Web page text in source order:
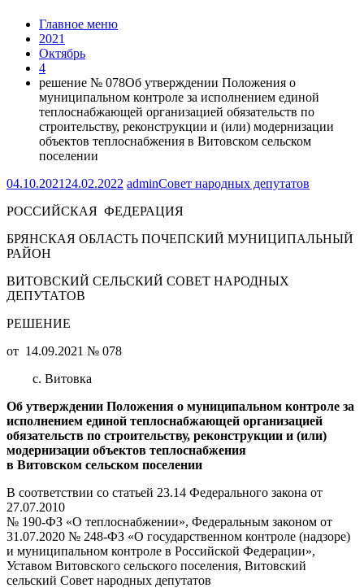
Главное меню
2021
Октябрь
4
решение № 078Об утверждении Положения о
муниципальном контроле за исполнением единой
теплоснабжающей организацией обязательств по
строительству, реконструкции и (или) модернизации
объектов теплоснабжения в Витовском сельском
поселении
04.10.2021 24.02.2022 adminСовет народных депутатов
РОССИЙСКАЯ ФЕДЕРАЦИЯ
БРЯНСКАЯ ОБЛАСТЬ ПОЧЕПСКИЙ МУНИЦИПАЛЬНЫЙ
РАЙОН
ВИТОВСКИЙ СЕЛЬСКИЙ СОВЕТ НАРОДНЫХ
ДЕПУТАТОВ
РЕШЕНИЕ
от 14.09.2021 № 078
с. Витовка
Об утверждении Положения о муниципальном контроле за
исполнением единой теплоснабжающей организацией
обязательств по строительству, реконструкции и (или)
модернизации объектов теплоснабжения
в Витовском сельском поселении
В соответствии со статьей 23.14 Федерального закона от
27.07.2010
№ 190-ФЗ «О теплоснабжении», Федеральным законом от
31.07.2020 № 248-ФЗ «О государственном контроле (надзоре)
и муниципальном контроле в Российской Федерации»,
Уставом Витовского сельского поселения, Витовский
сельский Совет народных депутатов